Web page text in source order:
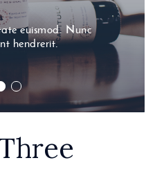
euismod. Nunc
hendrerit.